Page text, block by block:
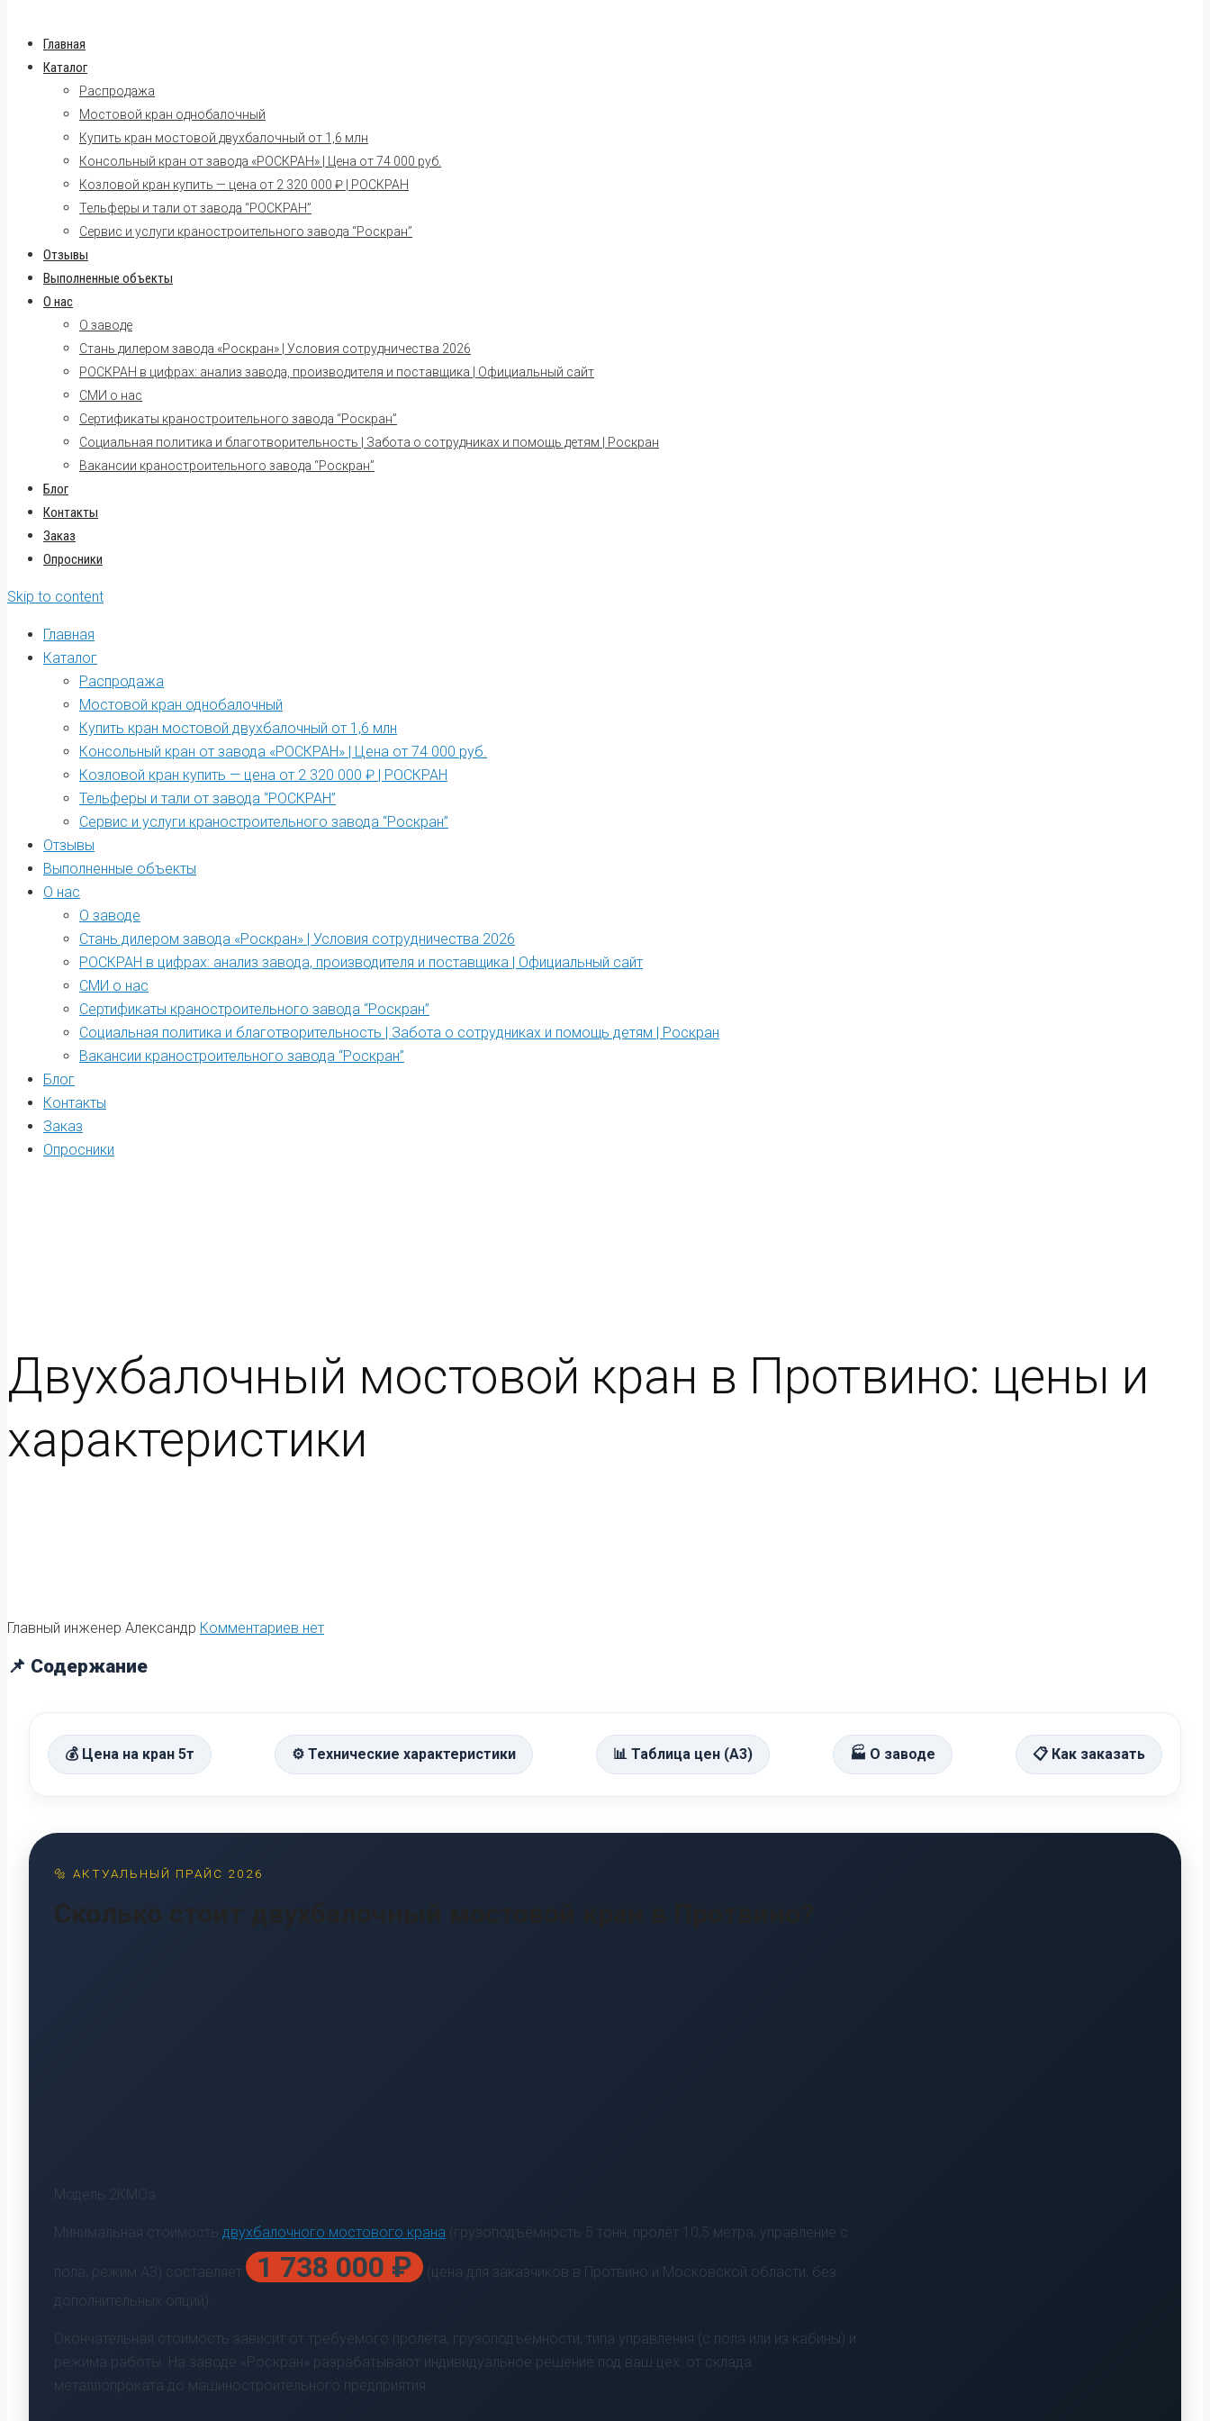
Главная
Каталог
Распродажа
Мостовой кран однобалочный
Купить кран мостовой двухбалочный от 1,6 млн
Консольный кран от завода «РОСКРАН» | Цена от 74 000 руб.
Козловой кран купить — цена от 2 320 000 ₽ | РОСКРАН
Тельферы и тали от завода “РОСКРАН”
Сервис и услуги краностроительного завода “Роскран”
Отзывы
Выполненные объекты
О нас
О заводе
Стань дилером завода «Роскран» | Условия сотрудничества 2026
РОСКРАН в цифрах: анализ завода, производителя и поставщика | Официальный сайт
СМИ о нас
Сертификаты краностроительного завода “Роскран”
Социальная политика и благотворительность | Забота о сотрудниках и помощь детям | Роскран
Вакансии краностроительного завода “Роскран”
Блог
Контакты
Заказ
Опросники
Skip to content
Главная
Каталог
Распродажа
Мостовой кран однобалочный
Купить кран мостовой двухбалочный от 1,6 млн
Консольный кран от завода «РОСКРАН» | Цена от 74 000 руб.
Козловой кран купить — цена от 2 320 000 ₽ | РОСКРАН
Тельферы и тали от завода “РОСКРАН”
Сервис и услуги краностроительного завода “Роскран”
Отзывы
Выполненные объекты
О нас
О заводе
Стань дилером завода «Роскран» | Условия сотрудничества 2026
РОСКРАН в цифрах: анализ завода, производителя и поставщика | Официальный сайт
СМИ о нас
Сертификаты краностроительного завода “Роскран”
Социальная политика и благотворительность | Забота о сотрудниках и помощь детям | Роскран
Вакансии краностроительного завода “Роскран”
Блог
Контакты
Заказ
Опросники
Двухбалочный мостовой кран в Протвино: цены и
характеристики
Главный инженер Александр Комментариев нет
📌 Содержание
💰 Цена на кран 5т ⚙️ Технические характеристики 📊 Таблица цен (А3) 🏭 О заводе 📋 Как заказать
🔩 АКТУАЛЬНЫЙ ПРАЙС 2026
Сколько стоит двухбалочный мостовой кран в Протвино?
Модель 2КМОэ
Минимальная стоимость двухбалочного мостового крана (грузоподъёмность 5 тонн, пролёт 10,5 метра, управление с
пола, режим А3) составляет 1 738 000 ₽
(цена для заказчиков в Протвино и Московской области, без
дополнительных опций).
Окончательная стоимость зависит от требуемого пролёта, грузоподъёмности, типа управления (с пола или из кабины) и
режима работы. На заводе «Роскран» разрабатывают индивидуальное решение под ваш цех: от склада
металлопроката до машиностроительного предприятия.